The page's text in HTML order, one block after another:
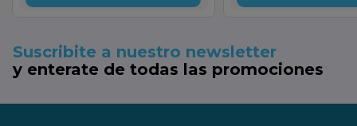
Suscribite a nuestro newsletter
y enterate de todas las promociones